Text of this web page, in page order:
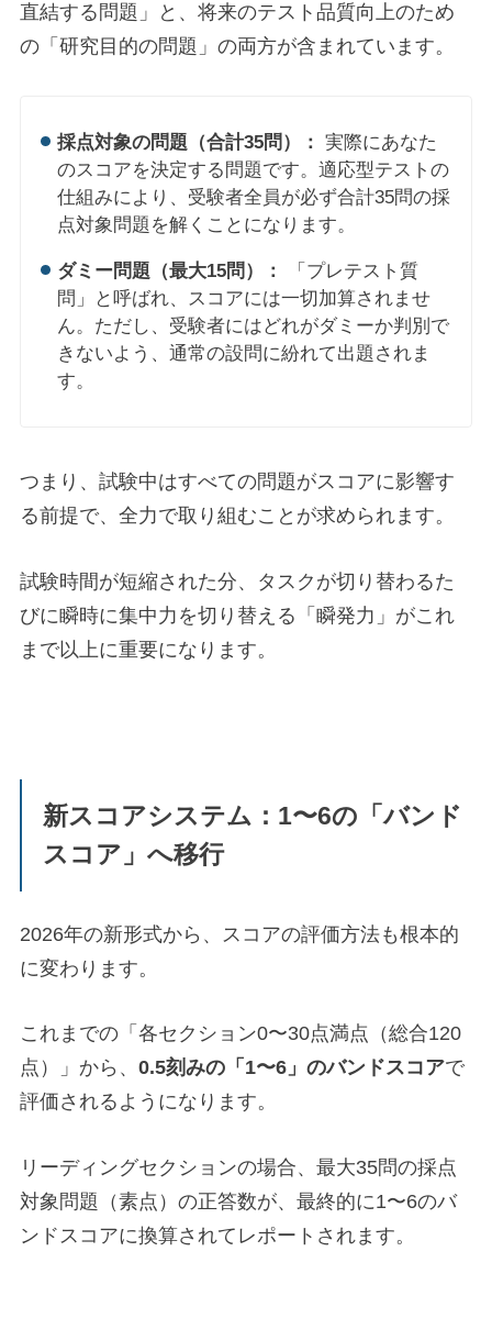
直結する問題」と、将来のテスト品質向上のため
の「研究目的の問題」の両方が含まれています。
採点対象の問題（合計35問）： 実際にあなた
のスコアを決定する問題です。適応型テストの
仕組みにより、受験者全員が必ず合計35問の採
点対象問題を解くことになります。
ダミー問題（最大15問）：
「プレテスト質
問」と呼ばれ、スコアには一切加算されませ
ん。ただし、受験者にはどれがダミーか判別で
きないよう、通常の設問に紛れて出題されま
す。
つまり、試験中はすべての問題がスコアに影響す
る前提で、全力で取り組むことが求められます。
試験時間が短縮された分、タスクが切り替わるた
びに瞬時に集中力を切り替える「瞬発力」がこれ
まで以上に重要になります。
新スコアシステム：1〜6の「バンド
スコア」へ移行
2026年の新形式から、スコアの評価方法も根本的
に変わります。
これまでの「各セクション0〜30点満点（総合120
点）」から、 0.5刻みの「1〜6」のバンドスコアで
評価されるようになります。
リーディングセクションの場合、最大35問の採点
対象問題（素点）の正答数が、最終的に1〜6のバ
ンドスコアに換算されてレポートされます。